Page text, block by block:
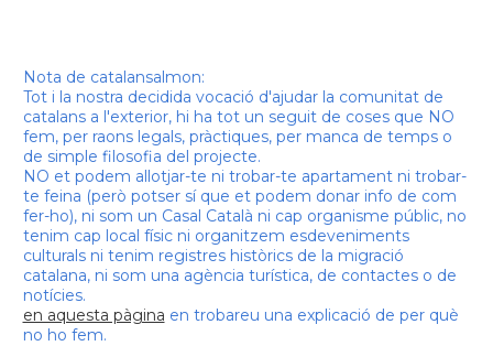
Nota de catalansalmon:
Tot i la nostra decidida vocació d'ajudar la comunitat de
catalans a l'exterior, hi ha tot un seguit de coses que NO
fem, per raons legals, pràctiques, per manca de temps o
de simple filosofia del projecte.
NO et podem allotjar-te ni trobar-te apartament ni trobar-
te feina (però potser sí que et podem donar info de com
fer-ho), ni som un Casal Català ni cap organisme públic, no
tenim cap local físic ni organitzem esdeveniments
culturals ni tenim registres històrics de la migració
catalana, ni som una agència turística, de contactes o de
notícies.
en aquesta pàgina en trobareu una explicació de per què
no ho fem.